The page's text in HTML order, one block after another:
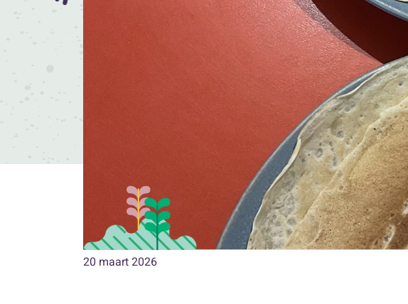
20 maart 2026